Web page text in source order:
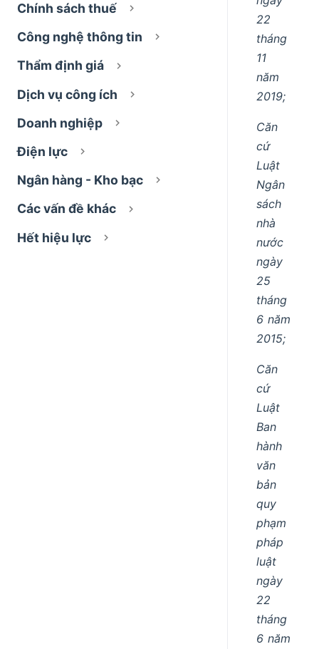
Chính sách thuế
Công nghệ thông tin
Thẩm định giá
Dịch vụ công ích
Doanh nghiệp
Điện lực
Ngân hàng - Kho bạc
Các vấn đề khác
Hết hiệu lực
22
tháng
11
năm
2019;
Căn
cứ
Luật
Ngân
sách
nhà
nước
ngày
25
tháng
6 năm
2015;
Căn
cứ
Luật
Ban
hành
văn
bản
quy
phạm
pháp
luật
ngày
22
tháng
6 năm